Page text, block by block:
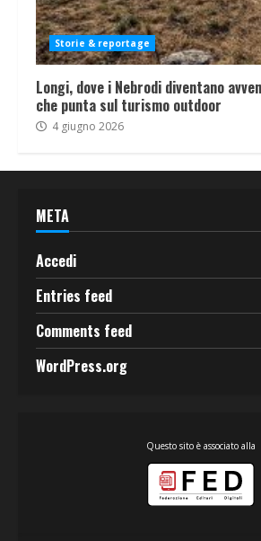
Storie & reportage
Longi, dove i Nebrodi diventano
che punta sul turismo outdoor
4 giugno 2026
META
Accedi
Entries feed
Comments feed
WordPress.org
Questo sito è associato alla